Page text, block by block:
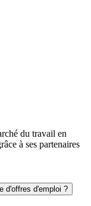
du travail en
à ses partenaires
d'offres d'emploi ?